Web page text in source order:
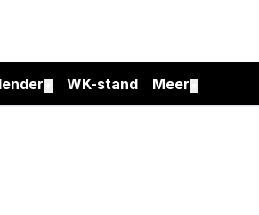
WK-stand Meer